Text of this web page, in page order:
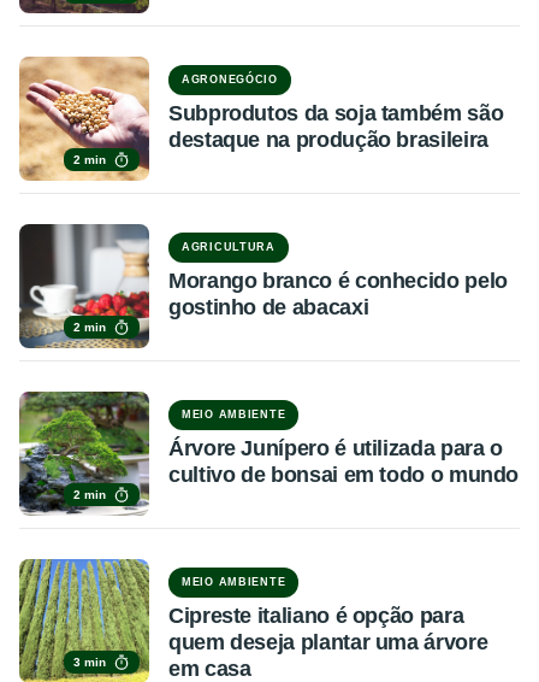
2 min
AGRONEGÓCIO
Subprodutos da soja também são
destaque na produção brasileira
2 min
AGRICULTURA
Morango branco é conhecido pelo
gostinho de abacaxi
2 min
MEIO AMBIENTE
Árvore Junípero é utilizada para o
cultivo de bonsai em todo o mundo
3 min
MEIO AMBIENTE
Cipreste italiano é opção para
quem deseja plantar uma árvore
em casa